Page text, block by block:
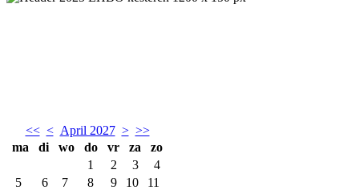
<< < April 2027 > >>
ma
di wo do vr za
zo
1
2 3
4
5
6 7 8 9 10
11